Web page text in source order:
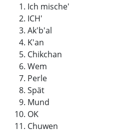
Ich mische'
ICH'
Ak'b'al
K'an
Chikchan
Wem
Perle
Spät
Mund
OK
Chuwen